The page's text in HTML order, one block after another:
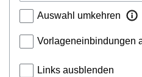
Auswahl umkehren
Vorlageneinbindungen
Links ausblenden